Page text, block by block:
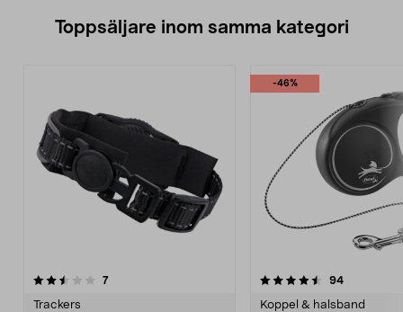
Toppsäljare inom samma kategori
7recensioner
Trackers
-46%
4.5 av 5 stjärnor 94recensioner
Koppel & halsband
3.5 av 5 stjärnor